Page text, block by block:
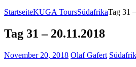
StartseiteKUGA ToursSüdafrikaTag 31
Tag 31 – 20.11.2018
November 20, 2018 Olaf Gafert